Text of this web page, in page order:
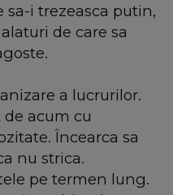
sa-i trezeasca putin,
de care sa
a lucrurilor.
acum cu
Încearca sa
nu strica.
pe termen lung.